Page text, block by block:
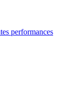
performances